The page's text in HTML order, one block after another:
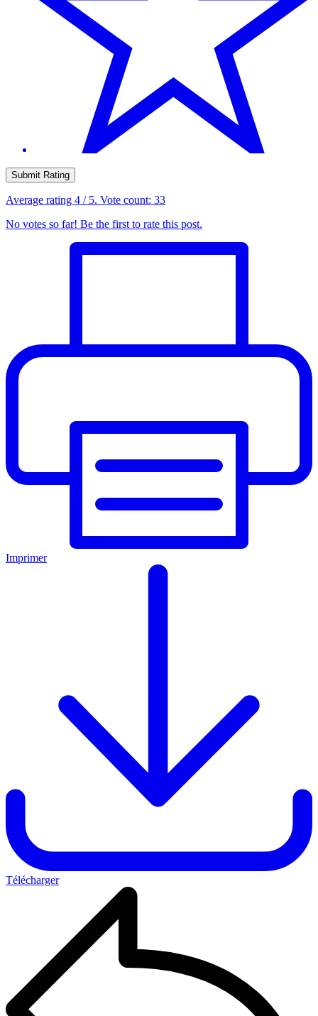
Submit Rating
Average rating 4 / 5. Vote count: 33
No votes so far! Be the first to rate this post.
Imprimer
Télécharger